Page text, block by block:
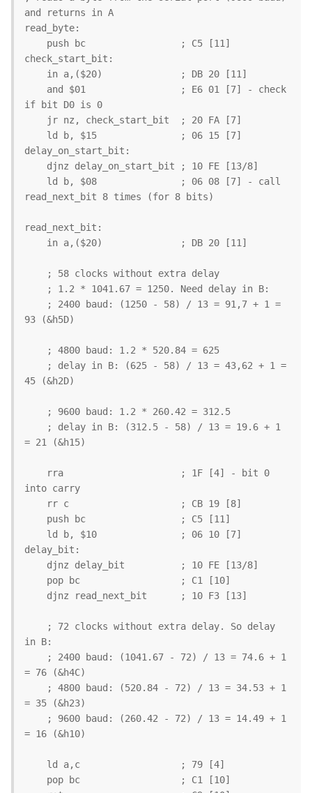
and returns in A
read_byte:
check_start_bit:
if bit D0 is 0
delay_on_start_bit:
read_next_bit 8 times (for 8 bits)
read_next_bit:
93 (&h5D)
45 (&h2D)
= 21 (&h15)
into carry
delay_bit:
in B:
= 76 (&h4C)
= 35 (&h23)
= 16 (&h10)